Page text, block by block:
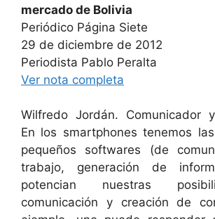
mercado de Bolivia
Periódico Página Siete
29 de diciembre de 2012
Periodista Pablo Peralta
Ver nota completa
Wilfredo Jordán. Comunicador
En los smartphones tenemos
pequeños softwares (de
trabajo, generación de
potencian nuestras
comunicación y creación de